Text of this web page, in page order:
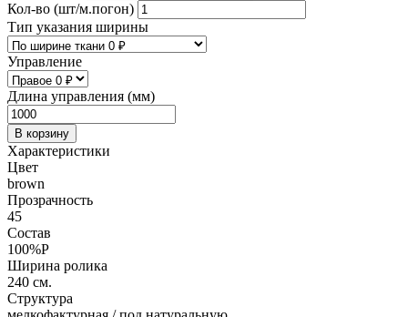
Кол-во (шт/м.погон)
Тип указания ширины
Управление
Длина управления (мм)
В корзину
Характеристики
Цвет
brown
Прозрачность
45
Состав
100%P
Ширина ролика
240 см.
Структура